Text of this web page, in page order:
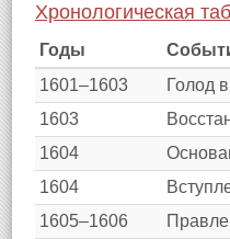
Хронологическая
Годы
1601–1603
Голод
1603
1604
1604
1605–1606